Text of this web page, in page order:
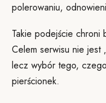
polerowaniu,
Takie podejście chroni
Celem serwisu nie jest
lecz wybór tego,
pierścionek.